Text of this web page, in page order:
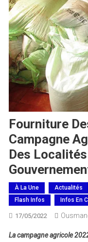
Fourniture
Campagne
Des
À La Une Actualités
Flash Infos
Infos En
17/05/2022
La campagne agricole